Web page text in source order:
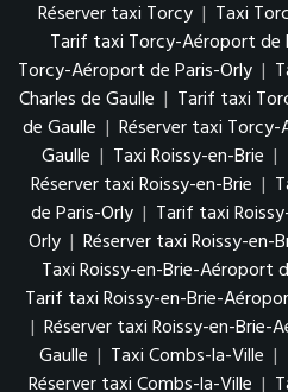
Réserver taxi Torcy | Taxi
Tarif taxi Torcy-Aéroport de
Torcy-Aéroport de Paris-Orly |
Charles de Gaulle | Tarif taxi
de Gaulle | Réserver taxi
Gaulle | Taxi Roissy-en-Brie |
Réserver taxi Roissy-en-Brie |
de Paris-Orly | Tarif taxi
Orly | Réserver taxi Roissy-en-
Taxi Roissy-en-Brie-Aéroport
Tarif taxi Roissy-en-Brie-
| Réserver taxi Roissy-en-Brie-
Gaulle | Taxi Combs-la-Ville |
Réserver taxi Combs-la-Ville |